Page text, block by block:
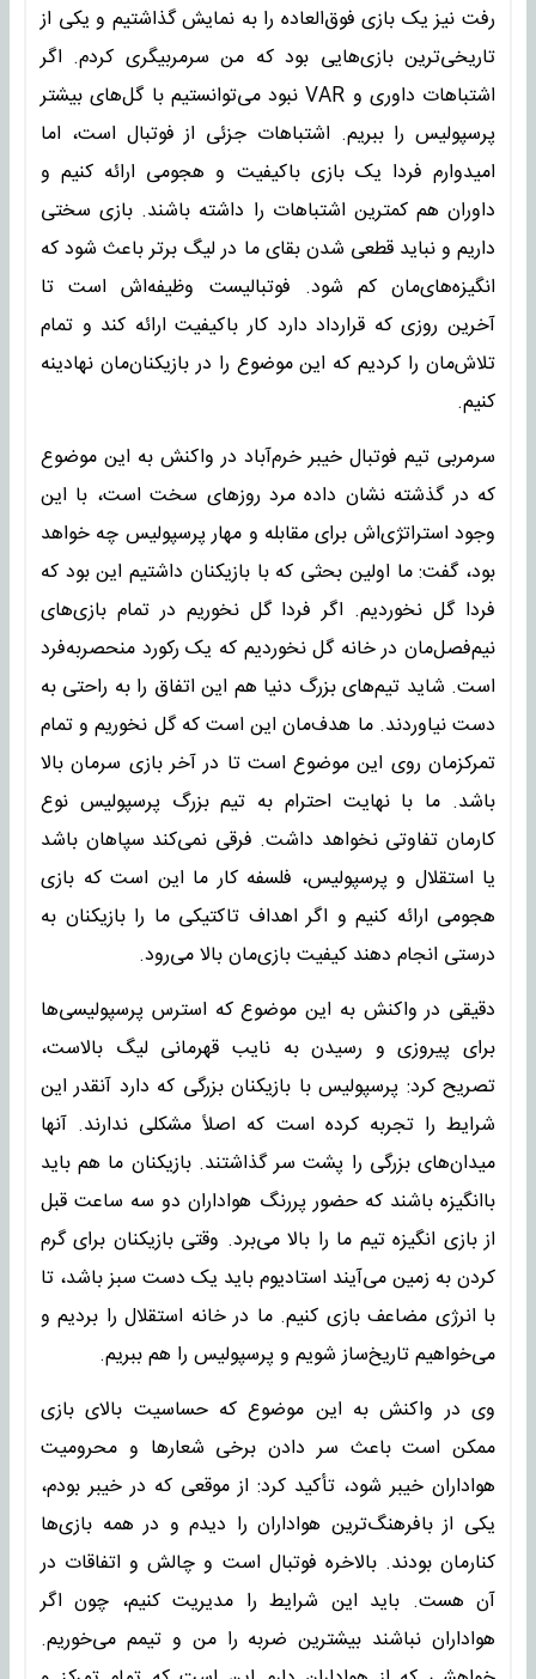
رفت نیز یک بازی فوق‌العاده را به نمایش گذاشتیم و یکی از
تاریخی‌ترین بازی‌هایی بود که من سرمربیگری کردم. اگر
اشتباهات داوری و VAR نبود می‌توانستیم با گل‌های بیشتر
پرسپولیس را ببریم. اشتباهات جزئی از فوتبال است، اما
امیدوارم فردا یک بازی باکیفیت و هجومی ارائه کنیم و
داوران هم کمترین اشتباهات را داشته باشند. بازی سختی
داریم و نباید قطعی شدن بقای ما در لیگ برتر باعث شود که
انگیزه‌های‌مان کم شود. فوتبالیست وظیفه‌اش است تا
آخرین روزی که قرارداد دارد کار باکیفیت ارائه کند و تمام
تلاش‌مان را کردیم که این موضوع را در بازیکنان‌مان نهادینه
کنیم.
سرمربی تیم فوتبال خیبر خرم‌آباد در واکنش به این موضوع
که در گذشته نشان داده مرد روزهای سخت است، با این
وجود استراتژی‌اش برای مقابله و مهار پرسپولیس چه خواهد
بود، گفت: ما اولین بحثی که با بازیکنان داشتیم این بود که
فردا گل نخوردیم. اگر فردا گل نخوریم در تمام بازی‌های
نیم‌فصل‌مان در خانه گل نخوردیم که یک رکورد منحصربه‌فرد
است. شاید تیم‌های بزرگ دنیا هم این اتفاق را به راحتی به
دست نیاوردند. ما هدف‌مان این است که گل نخوریم و تمام
تمرکزمان روی این موضوع است تا در آخر بازی سرمان بالا
باشد. ما با نهایت احترام به تیم‌ بزرگ پرسپولیس نوع
کارمان تفاوتی نخواهد داشت. فرقی نمی‌کند سپاهان باشد
یا استقلال و پرسپولیس، فلسفه کار ما این است که بازی
هجومی ارائه کنیم و اگر اهداف تاکتیکی ما را بازیکنان به
درستی انجام دهند کیفیت بازی‌مان بالا می‌رود.
دقیقی در واکنش به این موضوع که استرس پرسپولیسی‌ها
برای پیروزی و رسیدن به نایب قهرمانی لیگ بالاست،
تصریح کرد: پرسپولیس با بازیکنان بزرگی که دارد آنقدر این
شرایط را تجربه کرده است که اصلاً مشکلی ندارند. آنها
میدان‌های بزرگی را پشت سر گذاشتند. بازیکنان ما هم باید
باانگیزه باشند که حضور پررنگ هواداران دو سه ساعت قبل
از بازی انگیزه تیم ما را بالا می‌برد. وقتی بازیکنان برای گرم
کردن به زمین می‌آیند استادیوم باید یک دست سبز باشد، تا
با انرژی مضاعف بازی کنیم. ما در خانه استقلال را بردیم و
می‌خواهیم تاریخ‌ساز شویم و پرسپولیس را هم ببریم.
وی در واکنش به این موضوع که حساسیت بالای بازی
ممکن است باعث سر دادن برخی شعارها و محرومیت
هواداران خیبر شود، تأکید کرد: از موقعی که در خیبر بودم،
یکی از بافرهنگ‌ترین هواداران را دیدم و در همه بازی‌ها
کنارمان بودند. بالاخره فوتبال است و چالش و اتفاقات در
آن هست. باید این شرایط را مدیریت کنیم، چون اگر
هواداران نباشند بیشترین ضربه را من و تیمم می‌خوریم.